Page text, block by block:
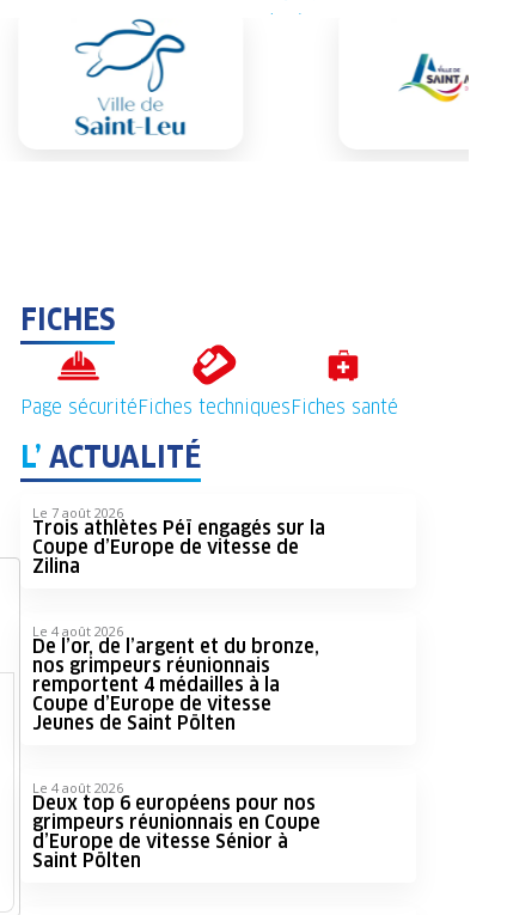
FICHES
Page sécuritéFiches techniquesFiches santé
L’ ACTUALITÉ
Le 7 août 2026
Trois athlètes Péï engagés sur la
Coupe d’Europe de vitesse de
Zilina
Le 4 août 2026
De l’or, de l’argent et du bronze,
nos grimpeurs réunionnais
remportent 4 médailles à la
Coupe d’Europe de vitesse
Jeunes de Saint Pölten
Le 4 août 2026
Deux top 6 européens pour nos
grimpeurs réunionnais en Coupe
d’Europe de vitesse Sénior à
Saint Pölten